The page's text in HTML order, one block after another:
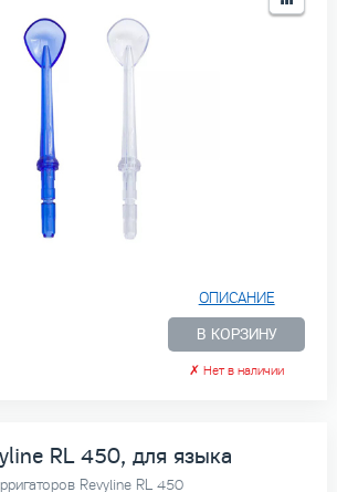
ОПИСАНИЕ
В КОРЗИНУ
✗ Нет в наличии
RL 450, для языка
Revyline RL 450